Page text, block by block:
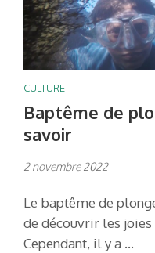
CULTURE
Baptême de
savoir
2 novembre 2022
Le baptême de
de découvrir les
Cependant, il y a …